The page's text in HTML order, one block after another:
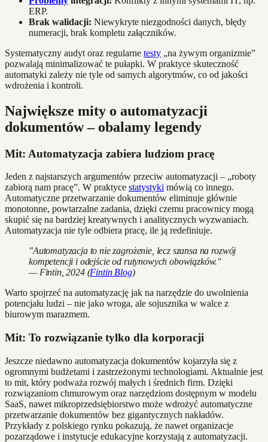
ERP.
Brak walidacji: Niewykryte niezgodności danych, błędy
numeracji, brak kompletu załączników.
Systematyczny audyt oraz regularne testy „na żywym organizmie”
pozwalają minimalizować te pułapki. W praktyce skuteczność
automatyki zależy nie tyle od samych algorytmów, co od jakości
wdrożenia i kontroli.
Największe mity o automatyzacji
dokumentów – obalamy legendy
Mit: Automatyzacja zabiera ludziom pracę
Jeden z najstarszych argumentów przeciw automatyzacji – „roboty
zabiorą nam pracę”. W praktyce statystyki mówią co innego.
Automatyczne przetwarzanie dokumentów eliminuje głównie
monotonne, powtarzalne zadania, dzięki czemu pracownicy mogą
skupić się na bardziej kreatywnych i analitycznych wyzwaniach.
Automatyzacja nie tyle odbiera pracę, ile ją redefiniuje.
"Automatyzacja to nie zagrożenie, lecz szansa na rozwój
kompetencji i odejście od rutynowych obowiązków."
— Fintin, 2024 (Fintin Blog)
Warto spojrzeć na automatyzację jak na narzędzie do uwolnienia
potencjału ludzi – nie jako wroga, ale sojusznika w walce z
biurowym marazmem.
Mit: To rozwiązanie tylko dla korporacji
Jeszcze niedawno automatyzacja dokumentów kojarzyła się z
ogromnymi budżetami i zastrzeżonymi technologiami. Aktualnie jest
to mit, który podważa rozwój małych i średnich firm. Dzięki
rozwiązaniom chmurowym oraz narzędziom dostępnym w modelu
SaaS, nawet mikroprzedsiębiorstwo może wdrożyć automatyczne
przetwarzanie dokumentów bez gigantycznych nakładów.
Przykłady z polskiego rynku pokazują, że nawet organizacje
pozarządowe i instytucje edukacyjne korzystają z automatyzacji.